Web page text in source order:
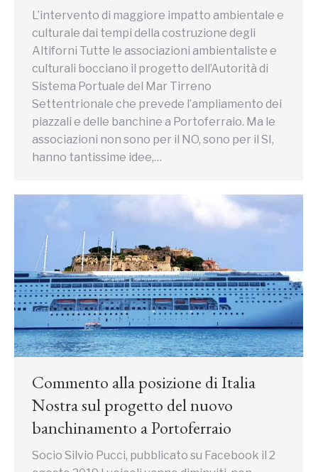
L’intervento di maggiore impatto ambientale e
culturale dai tempi della costruzione degli
Altiforni Tutte le associazioni ambientaliste e
culturali bocciano il progetto dell’Autorità di
Sistema Portuale del Mar Tirreno
Settentrionale che prevede l’ampliamento dei
piazzali e delle banchine a Portoferraio. Ma le
associazioni non sono per il NO, sono per il SI,
hanno tantissime idee,…
Commento alla posizione di Italia
Nostra sul progetto del nuovo
banchinamento a Portoferraio
Socio Silvio Pucci, pubblicato su Facebook il 2